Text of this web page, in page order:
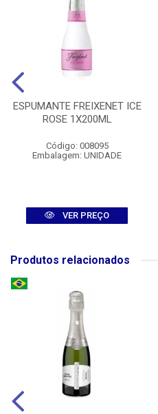
ESPUMANTE FREIXENET ICE
ROSE 1X200ML
Código: 008095
Embalagem: UNIDADE
VER PREÇO
Produtos relacionados